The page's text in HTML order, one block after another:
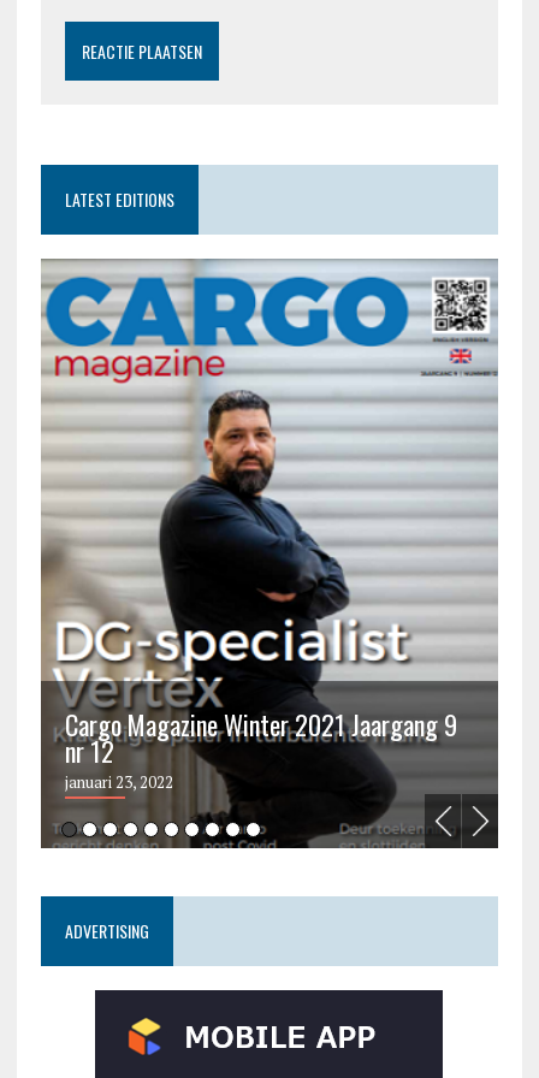
LATEST EDITIONS
Cargo Magazine Winter 2021 Jaargang 9
nr 12
januari 23, 2022
ADVERTISING